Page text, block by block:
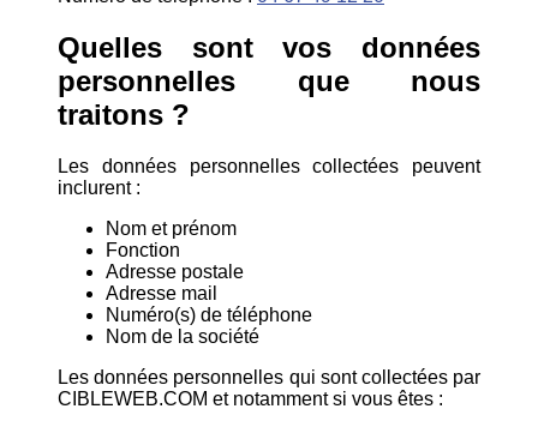
Quelles sont vos données
personnelles que nous
traitons ?
Les données personnelles collectées peuvent
inclurent :
Nom et prénom
Fonction
Adresse postale
Adresse mail
Numéro(s) de téléphone
Nom de la société
Les données personnelles qui sont collectées par
CIBLEWEB.COM et notamment si vous êtes :